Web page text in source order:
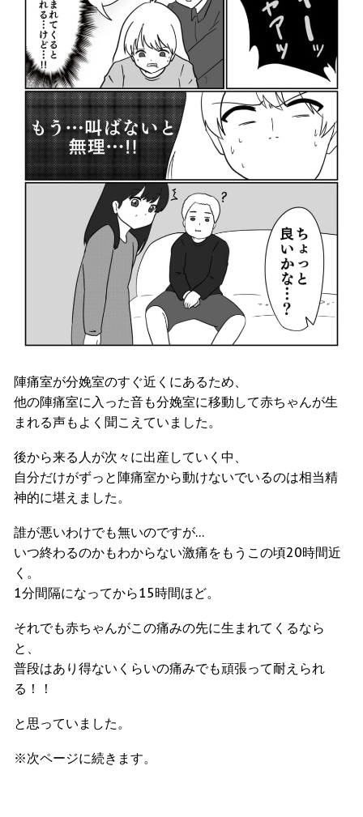
陣痛室が分娩室のすぐ近くにあるため、
他の陣痛室に入った音も分娩室に移動して赤ちゃんが生
まれる声もよく聞こえていました。
後から来る人が次々に出産していく中、
自分だけがずっと陣痛室から動けないでいるのは相当精
神的に堪えました。
誰が悪いわけでも無いのですが…
いつ終わるのかもわからない激痛をもうこの頃20時間近
く。
1分間隔になってから15時間ほど。
それでも赤ちゃんがこの痛みの先に生まれてくるなら
と、
普段はあり得ないくらいの痛みでも頑張って耐えられ
る！！
と思っていました。
※次ページに続きます。